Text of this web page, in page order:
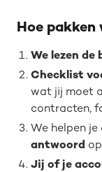
Hoe pakken
We lezen
Checklist
wat jij moet
contracten,
We helpen je
antwoord
Jij of je